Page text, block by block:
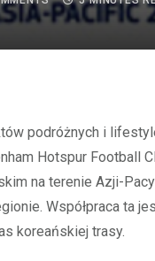
Hotspur Football
na terenie Azji-
Współpraca ta
koreańskiej trasy.